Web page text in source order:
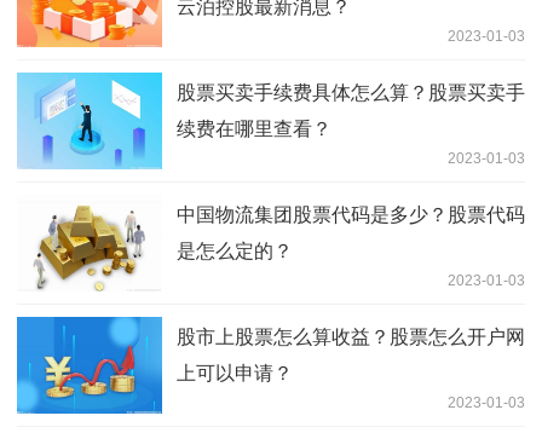
云泊控股最新消息？
2023-01-03
股票买卖手续费具体怎么算？股票买卖手
续费在哪里查看？
2023-01-03
中国物流集团股票代码是多少？股票代码
是怎么定的？
2023-01-03
股市上股票怎么算收益？股票怎么开户网
上可以申请？
2023-01-03